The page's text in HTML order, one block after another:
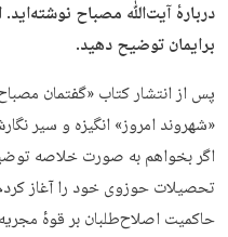
دربارهٔ آیت‌ﷲ مصباح نوشته‌اید.
برایمان توضیح دهید.
«شهروند امروز» انگیزه و سیر
تحصیلات حوزوی خود را آغاز
حاکمیت اصلاح‌طلبان بر قوهٔ